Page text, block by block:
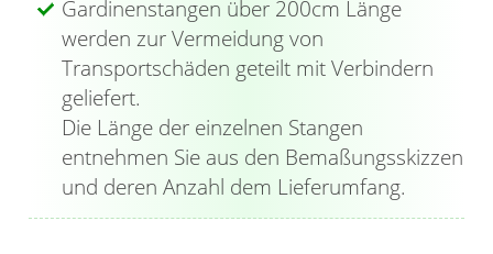
Gardinenstangen über 200cm Länge
werden zur Vermeidung von
Transportschäden geteilt mit Verbindern
geliefert.
Die Länge der einzelnen Stangen
entnehmen Sie aus den Bemaßungsskizzen
und deren Anzahl dem Lieferumfang.